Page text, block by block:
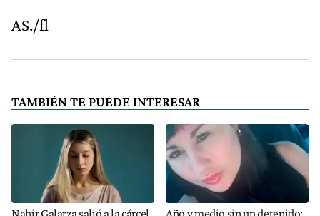
AS./fl
TAMBIÉN TE PUEDE INTERESAR